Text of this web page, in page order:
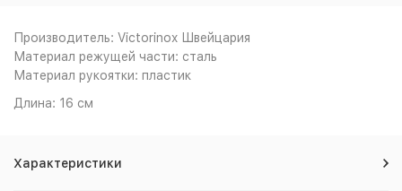
Производитель: Victorinox Швейцария
Материал режущей части: сталь
Материал рукоятки: пластик
Длина: 16 см
Характеристики